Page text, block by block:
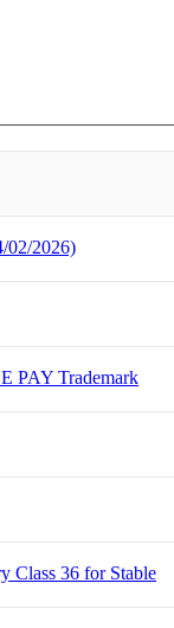
2026)
PAY Trademark
Class 36 for Stable